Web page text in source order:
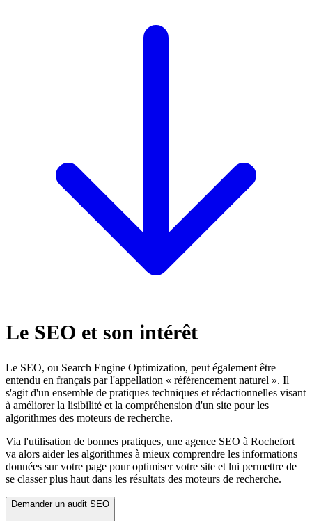
Le SEO et son intérêt
Le SEO, ou Search Engine Optimization, peut également être
entendu en français par l'appellation « référencement naturel ». Il
s'agit d'un ensemble de pratiques techniques et rédactionnelles visant
à améliorer la lisibilité et la compréhension d'un site pour les
algorithmes des moteurs de recherche.
Via l'utilisation de bonnes pratiques, une agence SEO à Rochefort
va alors aider les algorithmes à mieux comprendre les informations
données sur votre page pour optimiser votre site et lui permettre de
se classer plus haut dans les résultats des moteurs de recherche.
Demander un audit SEO